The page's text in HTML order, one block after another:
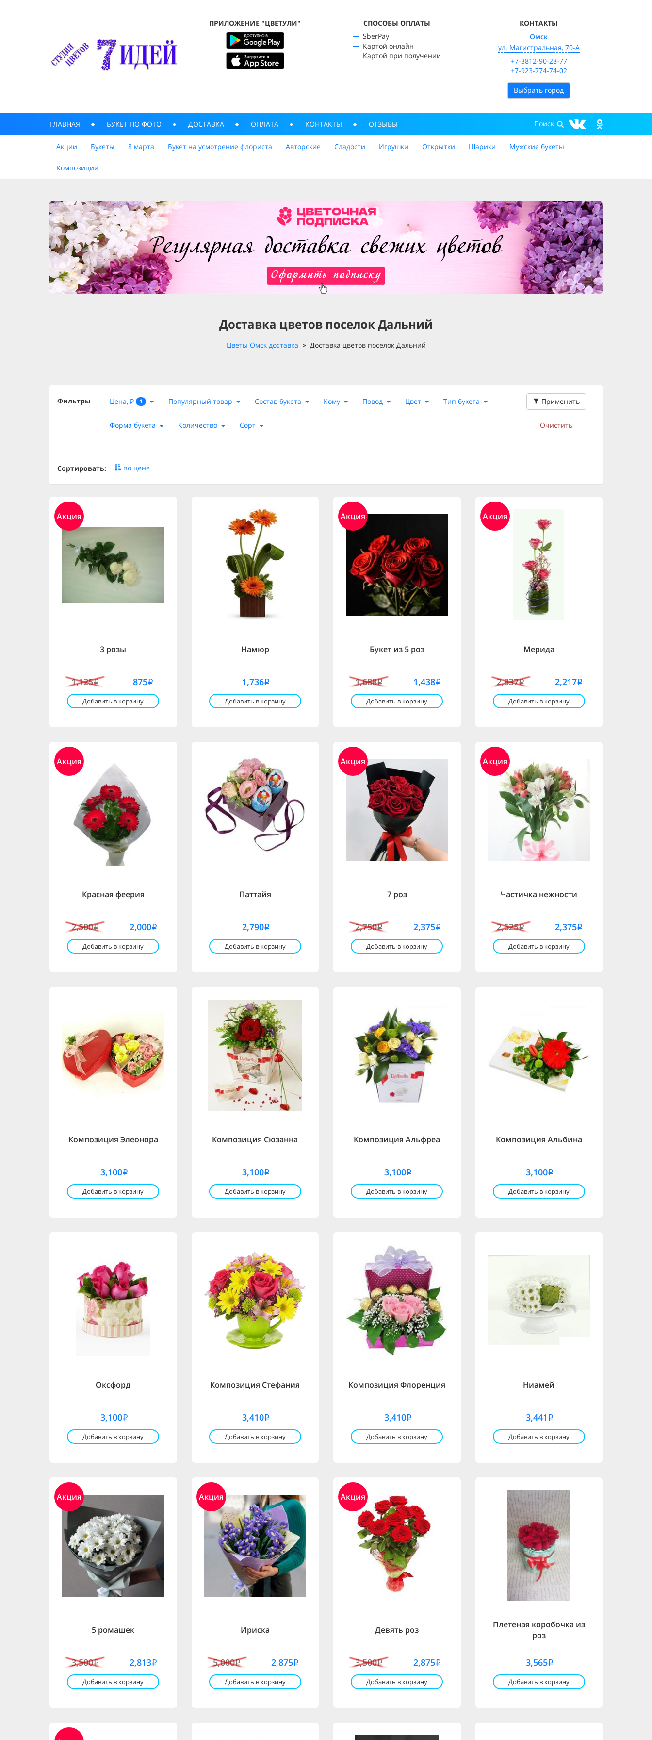
ПРИЛОЖЕНИЕ "ЦВЕТУЛИ"
CПОСОБЫ ОПЛАТЫ
SberPay
Картой онлайн
Картой при получении
КОНТАКТЫ
Омск
ул. Магистральная, 70-А
+7-3812-90-28-77
+7-923-774-74-02
Выбрать город
ГЛАВНАЯ БУКЕТ ПО ФОТО ДОСТАВКА ОПЛАТА КОНТАКТЫ ОТЗЫВЫ
Акции Букеты 8 марта Букет на усмотрение флориста Авторские Сладости Игрушки Открытки Шарики Мужские букеты
Композиции
Доставка цветов поселок Дальний
Цветы Омск доставка Доставка цветов поселок Дальний
Фильтры Цена, ₽ 1 Популярный товар Состав букета Кому Повод Цвет Тип букета
Форма букета Количество Сорт
Применить
Очистить
Сортировать: по цене
Акция
3 розы
1,125i 875i
Добавить в корзину
Намюр
1,736i
Добавить в корзину
Акция
Букет из 5 роз
1,688i 1,438i
Добавить в корзину
Акция
Мерида
2,837i 2,217i
Добавить в корзину
Акция
Красная феерия
2,500i 2,000i
Добавить в корзину
Паттайя
2,790i
Добавить в корзину
Акция
7 роз
2,750i 2,375i
Добавить в корзину
Акция
Частичка нежности
2,625i 2,375i
Добавить в корзину
Композиция Элеонора
3,100i
Добавить в корзину
Композиция Сюзанна
3,100i
Добавить в корзину
Композиция Альфреа
3,100i
Добавить в корзину
Композиция Альбина
3,100i
Добавить в корзину
Оксфорд
3,100i
Добавить в корзину
Композиция Стефания
3,410i
Добавить в корзину
Композиция Флоренция
3,410i
Добавить в корзину
Ниамей
3,441 i
Добавить в корзину
Акция
5 ромашек
3,500i 2,813i
Добавить в корзину
Акция
Ириска
5,000i 2,875i
Добавить в корзину
Акция
Девять роз
3,500i 2,875i
Добавить в корзину
Плетеная коробочка из
роз
3,565i
Добавить в корзину